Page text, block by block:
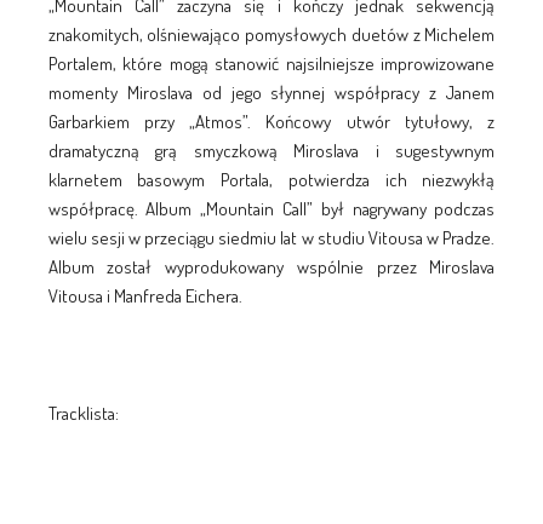
„Mountain Call” zaczyna się i kończy jednak sekwencją
znakomitych, olśniewająco pomysłowych duetów z Michelem
Portalem, które mogą stanowić najsilniejsze improwizowane
momenty Miroslava od jego słynnej współpracy z Janem
Garbarkiem przy „Atmos”. Końcowy utwór tytułowy, z
dramatyczną grą smyczkową Miroslava i sugestywnym
klarnetem basowym Portala, potwierdza ich niezwykłą
współpracę. Album „Mountain Call” był nagrywany podczas
wielu sesji w przeciągu siedmiu lat w studiu Vitousa w Pradze.
Album został wyprodukowany wspólnie przez Miroslava
Vitousa i Manfreda Eichera.
Tracklista: